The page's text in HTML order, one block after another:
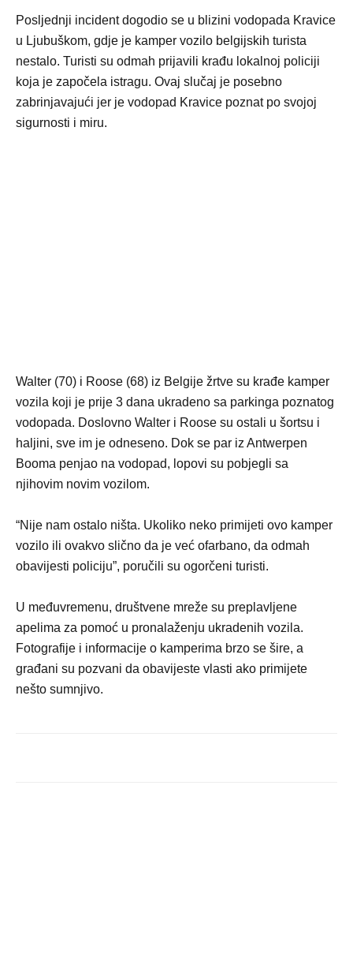
Posljednji incident dogodio se u blizini vodopada Kravice
u Ljubuškom, gdje je kamper vozilo belgijskih turista
nestalo. Turisti su odmah prijavili krađu lokalnoj policiji
koja je započela istragu. Ovaj slučaj je posebno
zabrinjavajući jer je vodopad Kravice poznat po svojoj
sigurnosti i miru.
Walter (70) i Roose (68) iz Belgije žrtve su krađe kamper
vozila koji je prije 3 dana ukradeno sa parkinga poznatog
vodopada. Doslovno Walter i Roose su ostali u šortsu i
haljini, sve im je odneseno. Dok se par iz Antwerpen
Booma penjao na vodopad, lopovi su pobjegli sa
njihovim novim vozilom.
“Nije nam ostalo ništa. Ukoliko neko primijeti ovo kamper
vozilo ili ovakvo slično da je već ofarbano, da odmah
obavijesti policiju”, poručili su ogorčeni turisti.
U međuvremenu, društvene mreže su preplavljene
apelima za pomoć u pronalaženju ukradenih vozila.
Fotografije i informacije o kamperima brzo se šire, a
građani su pozvani da obavijeste vlasti ako primijete
nešto sumnjivo.